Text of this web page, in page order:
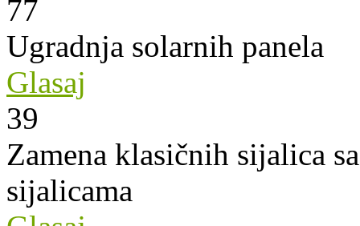
77
Ugradnja solarnih panela
Glasaj
39
Zamena klasičnih sijalica
sijalicama